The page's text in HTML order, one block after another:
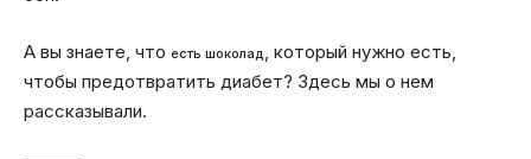
А вы знаете, что есть шоколад
, который нужно есть,
чтобы предотвратить диабет? Здесь мы о нем
рассказывали.